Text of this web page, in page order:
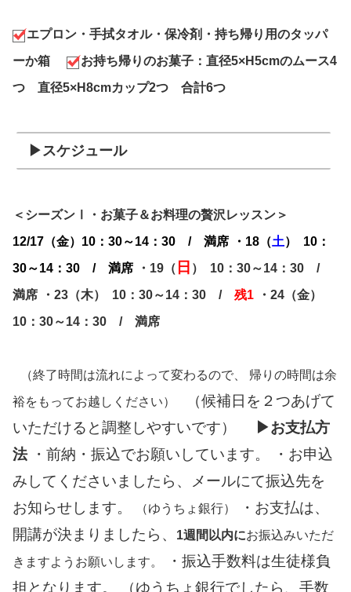
エプロン・手拭タオル・保冷剤・持ち帰り用のタッパ
ーか箱
お持ち帰りのお菓子：直径5×H5cmのムース4
つ 直径5×H8cmカップ2つ 合計6つ
▶スケジュール
＜シーズンⅠ・お菓子＆お料理の贅沢レッスン＞
12/17（金）10：30～14：30 / 満席 ・18（土） 10：
30～14：30 / 満席
・19（ 日 ） 10：30～14：30 /
満席
・23（木） 10：30～14：30 / 残1
・24（金）
10：30～14：30 / 満席
（終了時間は流れによって変わるので、 帰りの時間は余
裕をもってお越しください）
（候補日を２つあげて
いただけると調整しやすいです）
▶お支払方
法・前納・振込でお願いしています。 ・お申込
みしてくださいましたら、メールにて振込先を
お知らせします。
（ゆうちょ銀行）
・お支払は、
開講が決まりましたら、
1週間以内にお振込みいただ
きますようお願いします。
・振込手数料は生徒様負
担となります。 （ゆうちょ銀行でしたら、手数